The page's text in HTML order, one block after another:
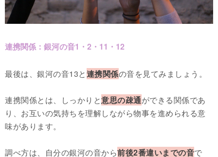
連携関係：銀河の音1・2・11・12
最後は、銀河の音13と連携関係の音を見てみましょう。
連携関係とは、しっかりと意思の疎通ができる関係であ
り、お互いの気持ちを理解しながら物事を進められる意
味があります。
調べ方は、自分の銀河の音から前後2番違いまでの音で